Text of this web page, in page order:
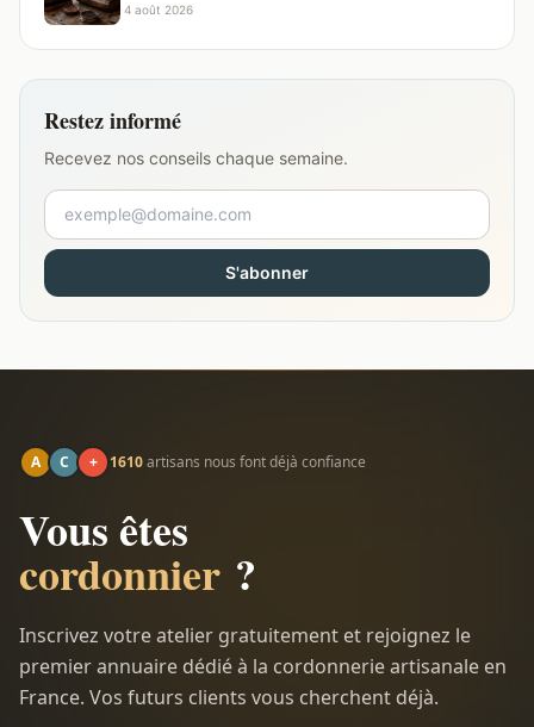
·4 août 2026
Restez informé
Recevez nos conseils chaque semaine.
S'abonner
A C + 1610artisans nous font déjà confiance
Vous êtes
cordonnier ?
Inscrivez votre atelier gratuitement et rejoignez le
premier annuaire dédié à la cordonnerie artisanale en
France. Vos futurs clients vous cherchent déjà.